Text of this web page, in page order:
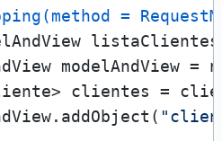
=
modelAndView =
clientes =